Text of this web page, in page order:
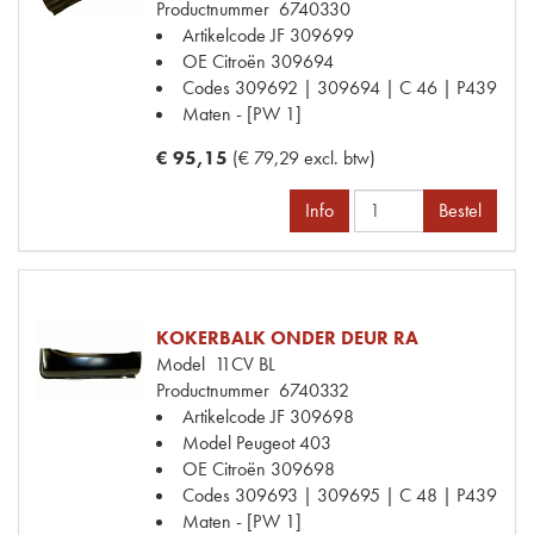
Productnummer 6740330
Artikelcode JF 309699
OE Citroën 309694
Codes 309692 | 309694 | C 46 | P439
Maten - [PW 1]
€ 95,15 (€ 79,29 excl. btw)
Info Bestel
KOKERBALK ONDER DEUR RA
Model 11CV BL
Productnummer 6740332
Artikelcode JF 309698
Model Peugeot403
OE Citroën 309698
Codes 309693 | 309695 | C 48 | P439
Maten - [PW 1]